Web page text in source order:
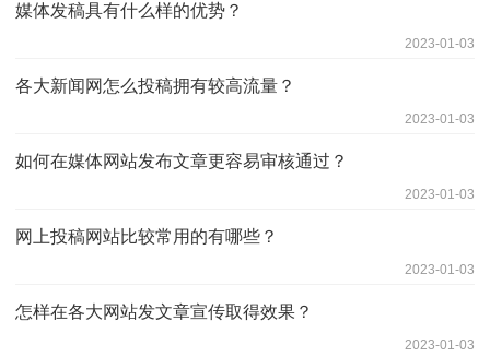
媒体发稿具有什么样的优势？
2023-01-03
各大新闻网怎么投稿拥有较高流量？
2023-01-03
如何在媒体网站发布文章更容易审核通过？
2023-01-03
网上投稿网站比较常用的有哪些？
2023-01-03
怎样在各大网站发文章宣传取得效果？
2023-01-03